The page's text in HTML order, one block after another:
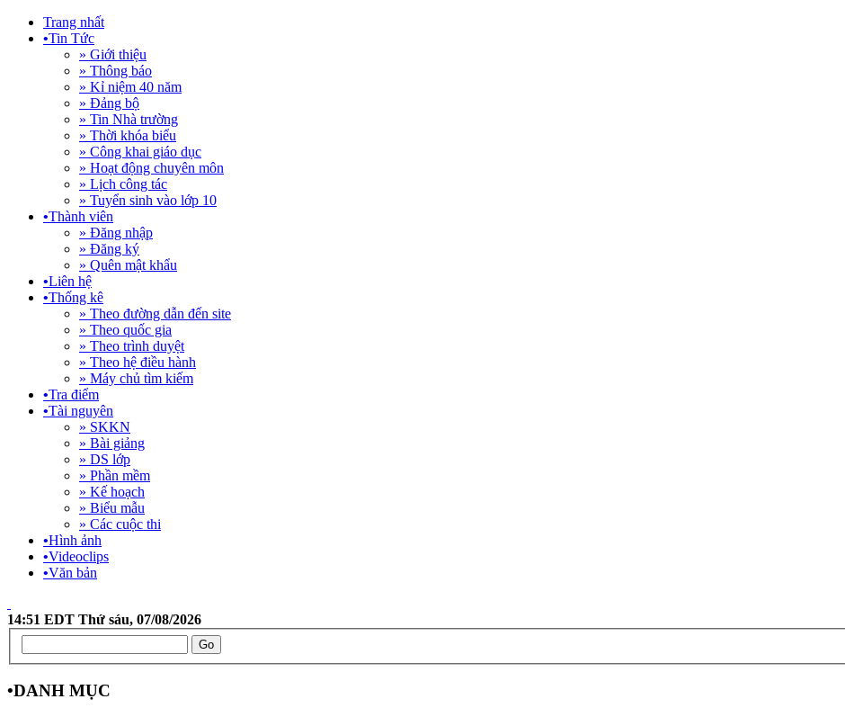
Trang nhất
•Tin Tức
» Giới thiệu
» Thông báo
» Kỉ niệm 40 năm
» Đảng bộ
» Tin Nhà trường
» Thời khóa biểu
» Công khai giáo dục
» Hoạt động chuyên môn
» Lịch công tác
» Tuyển sinh vào lớp 10
•Thành viên
» Đăng nhập
» Đăng ký
» Quên mật khẩu
•Liên hệ
•Thống kê
» Theo đường dẫn đến site
» Theo quốc gia
» Theo trình duyệt
» Theo hệ điều hành
» Máy chủ tìm kiếm
•Tra điểm
•Tài nguyên
» SKKN
» Bài giảng
» DS lớp
» Phần mềm
» Kế hoạch
» Biểu mẫu
» Các cuộc thi
•Hình ảnh
•Videoclips
•Văn bản
14:51 EDT Thứ sáu, 07/08/2026
•DANH MỤC